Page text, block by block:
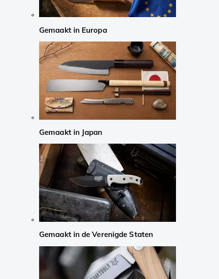
Gemaakt in Europa
Gemaakt in Japan
Gemaakt in de Verenigde Staten